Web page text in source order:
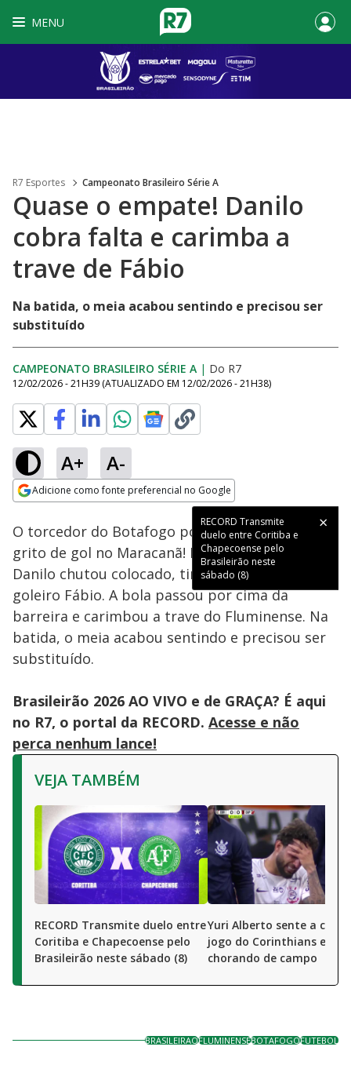
MENU
R7 Esportes Campeonato Brasileiro Série A
Quase o empate! Danilo
cobra falta e carimba a
trave de Fábio
Na batida, o meia acabou sentindo e precisou ser
substituído
CAMPEONATO BRASILEIRO SÉRIE A | Do R7
12/02/2026 - 21H39 (ATUALIZADO EM 12/02/2026 - 21H38)
A+ A-
Adicione como fonte preferencial no Google
RECORD Transmite
duelo entre Coritiba e
Chapecoense pelo
Brasileirão neste
sábado (8)
Ativar
100.00%
O torcedor do Botafogo por pouco não soltou o
grito de gol no Maracanã! Em cobrança de falta,
Danilo chutou colocado, tirando a bola do
goleiro Fábio. A bola passou por cima da
barreira e carimbou a trave do Fluminense. Na
batida, o meia acabou sentindo e precisou ser
substituído.
Brasileirão 2026 AO VIVO e de GRAÇA? É aqui
no R7, o portal da RECORD. Acesse e não
perca nenhum lance!
VEJA TAMBÉM
RECORD Transmite duelo entre
Coritiba e Chapecoense pelo
Brasileirão neste sábado (8)
Yuri Alberto sente a coxa
jogo do Corinthians e sai
chorando de campo
BRASILEIRAOFLUMINENSEBOTAFOGOFUTEBOL